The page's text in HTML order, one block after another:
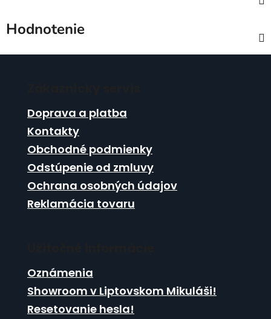
Hodnotenie
Doprava a platba
Kontakty
Obchodné podmienky
Odstúpenie od zmluvy
Ochrana osobných údajov
Reklamácia tovaru
Oznámenia
Showroom v Liptovskom Mikuláši!
Resetovanie hesla!